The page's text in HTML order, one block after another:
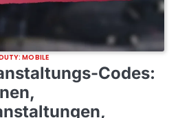
MOBILE
Codes: